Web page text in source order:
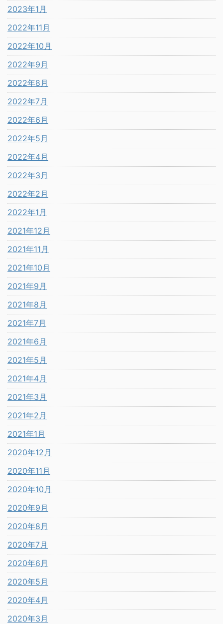
2023年1月
2022年11月
2022年10月
2022年9月
2022年8月
2022年7月
2022年6月
2022年5月
2022年4月
2022年3月
2022年2月
2022年1月
2021年12月
2021年11月
2021年10月
2021年9月
2021年8月
2021年7月
2021年6月
2021年5月
2021年4月
2021年3月
2021年2月
2021年1月
2020年12月
2020年11月
2020年10月
2020年9月
2020年8月
2020年7月
2020年6月
2020年5月
2020年4月
2020年3月